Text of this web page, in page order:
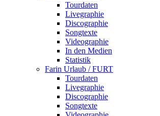
Tourdaten
Livegraphie
Discographie
Songtexte
Videographie
In den Medien
Statistik
Farin Urlaub / FURT
Tourdaten
Livegraphie
Discographie
Songtexte